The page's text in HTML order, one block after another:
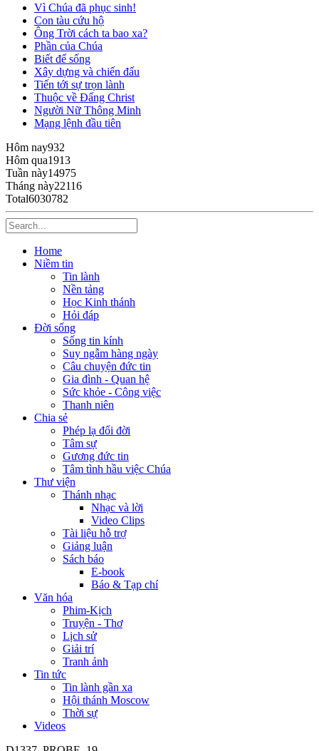
Vì Chúa đã phục sinh!
Con tàu cứu hộ
Ông Trời cách ta bao xa?
Phần của Chúa
Biết để sống
Xây dựng và chiến đấu
Tiến tới sự trọn lành
Thuộc về Đấng Christ
Người Nữ Thông Minh
Mạng lệnh đầu tiên
Hôm nay932
Hôm qua1913
Tuần này14975
Tháng này22116
Total6030782
Home
Niềm tin
Tin lành
Nền tảng
Học Kinh thánh
Hỏi đáp
Đời sống
Sống tin kính
Suy ngẫm hàng ngày
Câu chuyện đức tin
Gia đình - Quan hệ
Sức khỏe - Công việc
Thanh niên
Chia sẻ
Phép lạ đổi đời
Tâm sự
Gương đức tin
Tâm tình hầu việc Chúa
Thư viện
Thánh nhạc
Nhạc và lời
Video Clips
Tài liệu hỗ trợ
Giảng luận
Sách báo
E-book
Báo & Tạp chí
Văn hóa
Phim-Kịch
Truyện - Thơ
Lịch sử
Giải trí
Tranh ảnh
Tin tức
Tin lành gần xa
Hội thánh Moscow
Thời sự
Videos